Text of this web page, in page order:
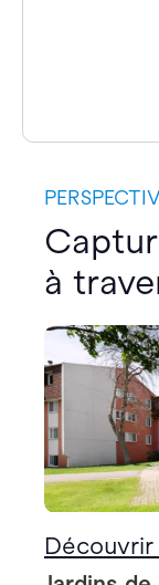
à
Découvrir